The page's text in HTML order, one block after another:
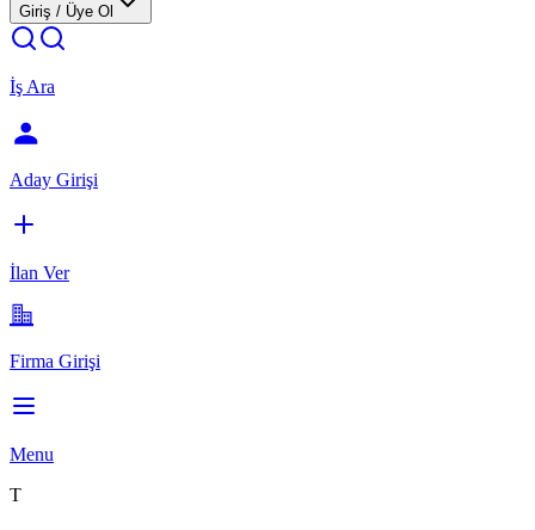
Giriş / Üye Ol
İş Ara
Aday Girişi
İlan Ver
Firma Girişi
Menu
T